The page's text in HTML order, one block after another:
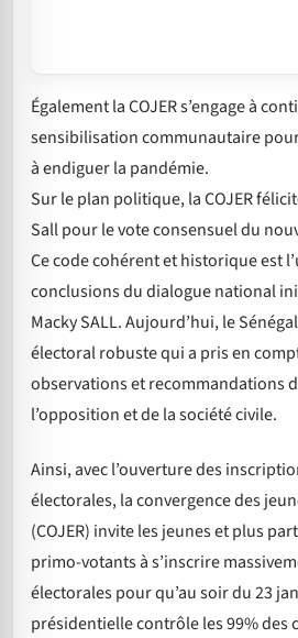
Également la COJER s’engage à
sensibilisation communautaire
à endiguer la pandémie.
Sur le plan politique, la COJER
Sall pour le vote consensuel du
Ce code cohérent et historique est
conclusions du dialogue national
Macky SALL. Aujourd’hui, le
électoral robuste qui a pris en
observations et recommandations
l’opposition et de la société civile.
Ainsi, avec l’ouverture des
électorales, la convergence des
(COJER) invite les jeunes et plus
primo-votants à s’inscrire
électorales pour qu’au soir du 23
présidentielle contrôle les 99% des